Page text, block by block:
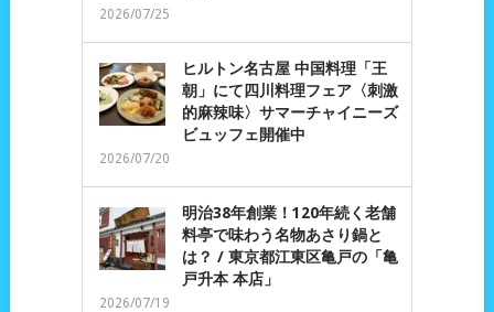
2026/07/25
ヒルトン名古屋 中国料理「王
朝」にて四川料理フェア〈刺激
的麻辣味〉サマーチャイニーズ
ビュッフェ開催中
2026/07/20
明治38年創業！120年続く老舗
料亭で味わう名物あさり鍋と
は？ / 東京都江東区亀戸の「亀
戸升本 本店」
2026/07/19